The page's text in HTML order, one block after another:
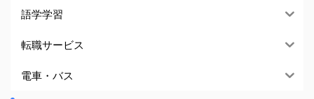
語学学習
転職サービス
電車・バス